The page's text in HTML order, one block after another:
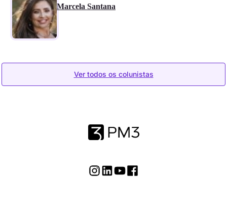
Marcela Santana
Ver todos os colunistas